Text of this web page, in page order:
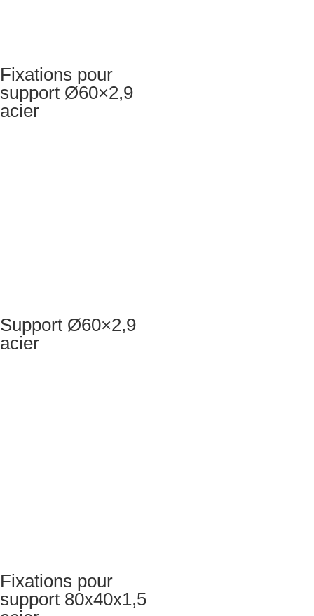
Fixations pour
support Ø60×2,9
acier
Support Ø60×2,9
acier
Fixations pour
support 80x40x1,5